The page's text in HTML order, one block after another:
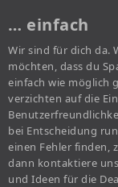
… einfach
Wir sind für dich da.
möchten, dass du
einfach wie möglich
verzichten auf die
bei Entscheidung
einen Fehler finden,
dann kontaktiere
und Ideen für die